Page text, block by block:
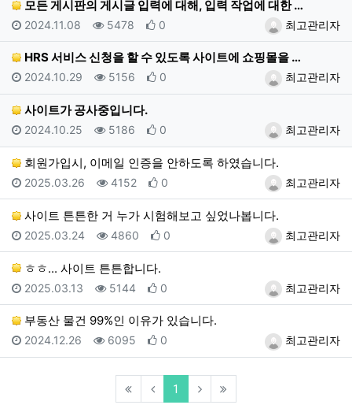
모든 게시판의 게시글 입력에 대해, 입력 작업에 대한 …
등록자최고관리자
등록일
2024.11.08 조회
5478 추천
0
HRS 서비스 신청을 할 수 있도록 사이트에 쇼핑몰을 …
등록자최고관리자
등록일
2024.10.29 조회
5156 추천
0
사이트가 공사중입니다.
등록자최고관리자
등록일
2024.10.25 조회
5186 추천
0
회원가입시, 이메일 인증을 안하도록 하였습니다.
등록자최고관리자
등록일
2025.03.26 조회
4152 추천
0
사이트 튼튼한 거 누가 시험해보고 싶었나봅니다.
등록자최고관리자
등록일
2025.03.24 조회
4860 추천
0
ㅎㅎ... 사이트 튼튼합니다.
등록자최고관리자
등록일
2025.03.13 조회
5144 추천
0
부동산 물건 99%인 이유가 있습니다.
등록자최고관리자
등록일
2024.12.26 조회
6095 추천
0
1 (current)